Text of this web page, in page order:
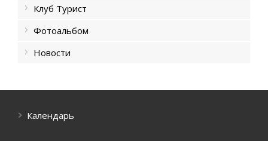
Клуб Турист
Фотоальбом
Новости
Календарь